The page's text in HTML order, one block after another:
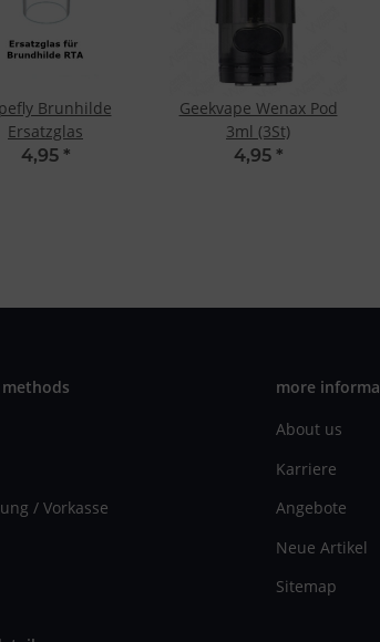
Brunhilde
Ersatzglas
4,95 *
Geekvape Wenax Pod
3ml (3St)
4,95 *
/ Vorkasse
more
About us
Karriere
Angebote
Neue Artikel
Sitemap